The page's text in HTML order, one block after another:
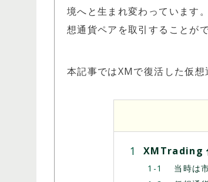
境へと生まれ変わっています
想通貨ペアを取引することがで
本記事ではXMで復活した仮想
XMTrading
当時は